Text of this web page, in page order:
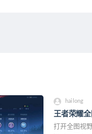
hailong
王者荣耀
打开全图视野，胜利在望 王